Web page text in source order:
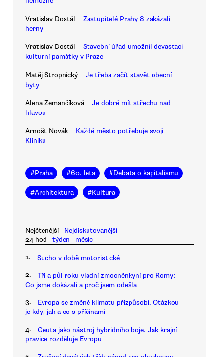
Vratislav Dostál
Zastupitelé Prahy 8 zakázali
herny
Vratislav Dostál
Stavební úřad umožnil devastaci
kulturní památky v Praze
Matěj Stropnický
Je třeba začít stavět obecní
byty
Alena Zemančíková
Je dobré mít střechu nad
hlavou
Arnošt Novák
Každé město potřebuje svoji
Kliniku
#Praha #60. léta #Debata o kapitalismu
#Architektura #Kultura
Nejčtenější
Nejdiskutovanější
24 hod
týden měsíc
1. Sucho v době motoristické
2.
Tři a půl roku vládní zmocněnkyní pro Romy:
Co jsme dokázali a proč jsem odešla
3.
Evropa se změně klimatu přizpůsobí. Otázkou
je kdy, jak a co s příčinami
4.
Ceuta jako nástroj hybridního boje. Jak krajní
pravice rozděluje Evropu